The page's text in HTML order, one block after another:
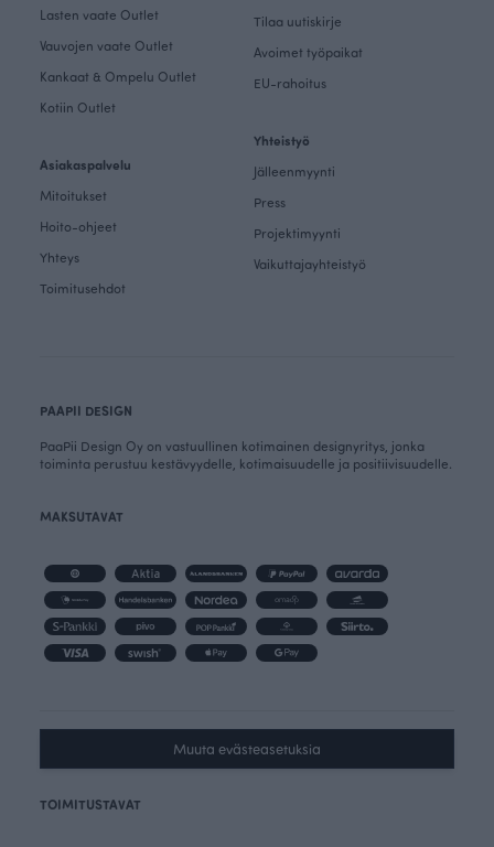
Lasten vaate Outlet
Vauvojen vaate Outlet
Kankaat & Ompelu Outlet
Kotiin Outlet
Asiakaspalvelu
Mitoitukset
Hoito-ohjeet
Yhteys
Toimitusehdot
Tilaa uutiskirje
Avoimet työpaikat
EU-rahoitus
Yhteistyö
Jälleenmyynti
Press
Projektimyynti
Vaikuttajayhteistyö
PAAPII DESIGN
PaaPii Design Oy on vastuullinen kotimainen designyritys, jonka
toiminta perustuu kestävyydelle, kotimaisuudelle ja positiivisuudelle.
MAKSUTAVAT
Muuta evästeasetuksia
TOIMITUSTAVAT